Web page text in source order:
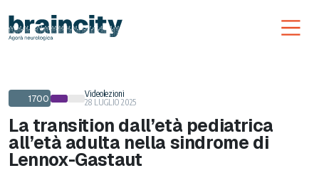
1700
Videolezioni
28 LUGLIO 2025
La transition dall’età pediatrica
all’età adulta nella sindrome di
Lennox-Gastaut